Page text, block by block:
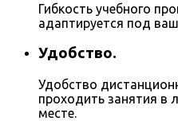
Гибкость учебного
адаптируется под
Удобство.
Удобство
проходить занятия
месте.